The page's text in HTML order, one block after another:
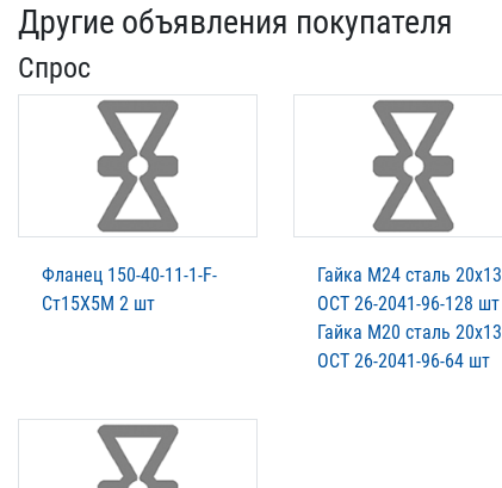
Другие объявления покупателя
Спрос
Фланец 150-40-11-1-F-
Ст15Х5М 2 шт
Гайка М24 сталь 20х13
ОСТ 26-2041-96-128 шт
Гайка М20 сталь 20х13
ОСТ 26-2041-96-64 шт